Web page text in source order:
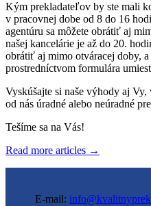
Kým prekladateľov by ste mali
v pracovnej dobe od 8 do 16
agentúru sa môžete obrátiť aj
našej kancelárie je až do 20.
obrátiť aj mimo otváracej doby,
prostredníctvom formulára
Vyskúšajte si naše výhody aj
od nás úradné alebo neúradné
Tešíme sa na Vás!
Read more articles →
E-mail: